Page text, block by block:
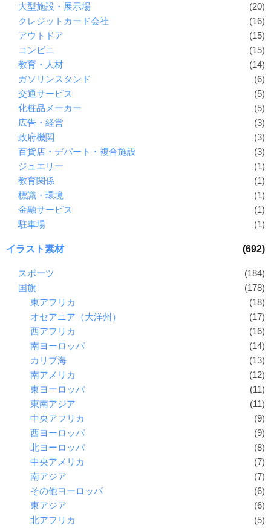
大型施設・展示場
(20)
クレジットカード会社
(16)
アウトドア
(15)
コンビニ
(15)
教育・人材
(14)
ガソリンスタンド
(6)
交通サービス
(5)
化粧品メーカー
(5)
広告・経営
(3)
政府機関
(3)
百貨店・デパート・複合施設
(3)
ジュエリー
(1)
教育関係
(1)
標識・環境
(1)
金融サービス
(1)
駐車場
(1)
イラスト素材 (692)
スポーツ
(184)
国旗
(178)
東アフリカ
(18)
オセアニア（大洋州）
(17)
西アフリカ
(16)
南ヨーロッパ
(14)
カリブ海
(13)
南アメリカ
(12)
東ヨーロッパ
(11)
東南アジア
(11)
中央アフリカ
(9)
西ヨーロッパ
(9)
北ヨーロッパ
(8)
中央アメリカ
(7)
南アジア
(7)
その他ヨーロッパ
(6)
東アジア
(6)
北アフリカ
(5)